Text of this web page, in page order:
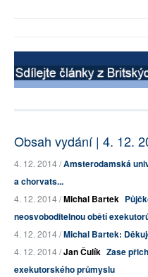
Obsah vydání | 4. 12.
4. 12. 2014 /Amsterodamská
a chorvats...
4. 12. 2014 /Michal Bartek
neosvoboditelnou obětí
4. 12. 2014 /Michal Bartek:
4. 12. 2014 /Jan Čulík Zase
exekutorského průmyslu